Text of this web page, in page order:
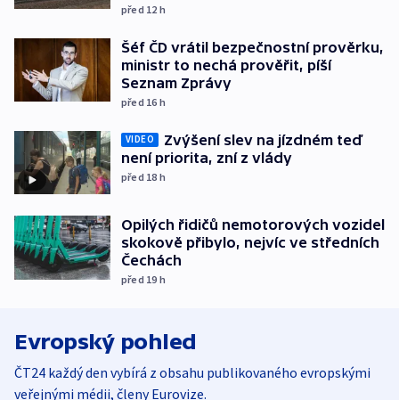
před 12 h
Šéf ČD vrátil bezpečnostní prověrku,
ministr to nechá prověřit, píší
Seznam Zprávy
před 16 h
VIDEO
Zvýšení slev na jízdném teď
není priorita, zní z vlády
před 18 h
Opilých řidičů nemotorových vozidel
skokově přibylo, nejvíc ve středních
Čechách
před 19 h
Evropský pohled
ČT24 každý den vybírá z obsahu publikovaného evropskými
veřejnými médii, členy Eurovize.